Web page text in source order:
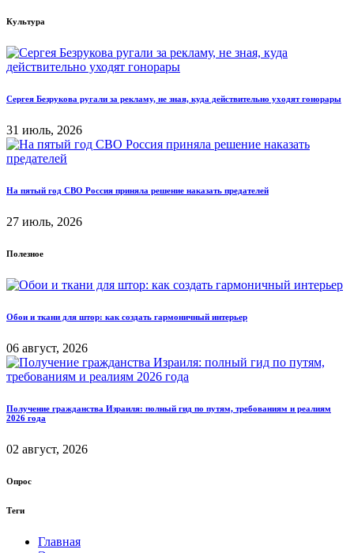
Культура
Сергея Безрукова ругали за рекламу, не зная, куда действительно уходят гонорары
31 июль, 2026
На пятый год СВО Россия приняла решение наказать предателей
27 июль, 2026
Полезное
Обои и ткани для штор: как создать гармоничный интерьер
06 август, 2026
Получение гражданства Израиля: полный гид по путям, требованиям и реалиям
2026 года
02 август, 2026
Опрос
Теги
Главная